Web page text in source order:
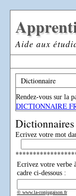
Aide aux
Dictionnaire
Rendez-vous sur la
DICTIONNAIRE
Ecrivez votre mot
Ecrivez votre verbe
cadre ci-dessous :
© www.la-conjugaison.fr